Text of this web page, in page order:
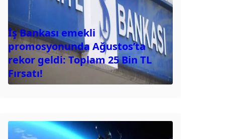
İş Bankası emekli
promosyonunda Ağustos’ta
rekor geldi: Toplam 25 Bin TL
Fırsatı!